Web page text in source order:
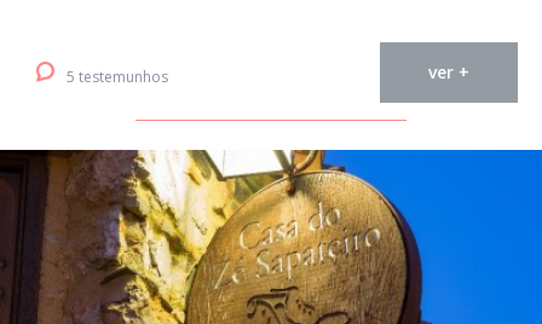
5 testemunhos ver +